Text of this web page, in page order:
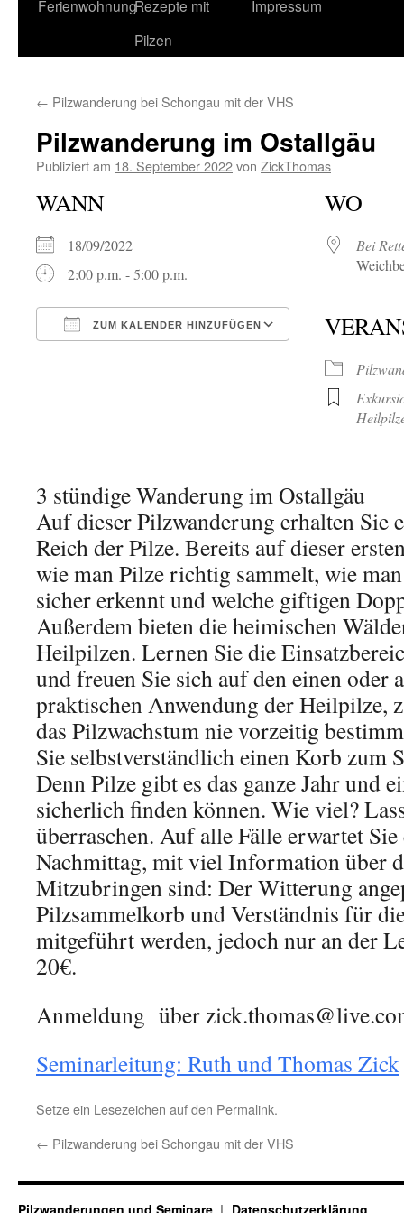
FerienwohnungRezepte mit
Pilzen
Impressum
← Pilzwanderung bei Schongau mit der VHS
Pilzwanderung im Ostallgäu
Publiziert am 18. September 2022von ZickThomas
WANN
18/09/2022
2:00 p.m. - 5:00 p.m.
ZUM KALENDER HINZUFÜGEN
Google Kalender
WO
Bei
3 stündige Wanderung im Ostallgäu
Auf dieser Pilzwanderung erhalten Sie
Reich der Pilze. Bereits auf dieser
wie man Pilze richtig sammelt, wie
sicher erkennt und welche giftigen
Außerdem bieten die heimischen
Heilpilzen. Lernen Sie die
und freuen Sie sich auf den einen oder
praktischen Anwendung der Heilpilze,
das Pilzwachstum nie vorzeitig
Sie selbstverständlich einen Korb zum
Denn Pilze gibt es das ganze Jahr und
sicherlich finden können. Wie viel?
überraschen. Auf alle Fälle erwartet Sie
Nachmittag, mit viel Information über
Mitzubringen sind: Der Witterung
Pilzsammelkorb und Verständnis für
mitgeführt werden, jedoch nur an der
20€.
Anmeldung über
Seminarleitung: Ruth und Thomas Zick
Setze ein Lesezeichen auf den Permalink.
← Pilzwanderung bei Schongau mit der VHS
Pilzwanderungen und Seminare Datenschutzerklärung